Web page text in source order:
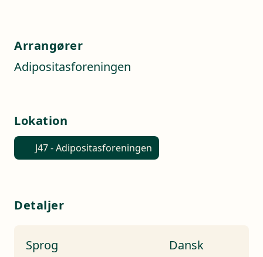
Arrangører
Adipositasforeningen
Lokation
J47 - Adipositasforeningen
Detaljer
Sprog
Dansk